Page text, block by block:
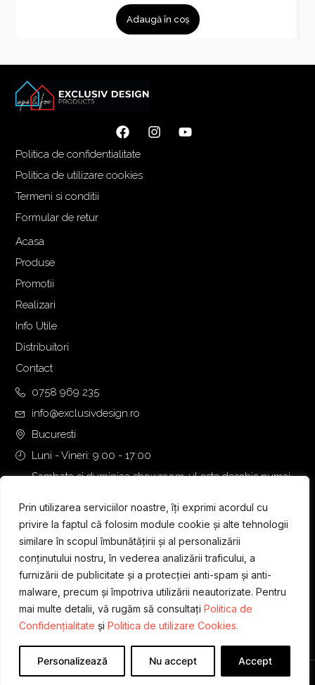
Prin utilizarea serviciilor noastre, îți exprimi acordul cu
privire la faptul că folosim module cookie și alte tehnologii
similare în scopul îmbunătățirii și al personalizării
conținutului nostru, în vederea analizării traficului, a
furnizării de publicitate și a protecției anti-spam și anti-
malware, precum și împotriva utilizării neautorizate. Pentru
mai multe detalii, vă rugăm să consultați Politica de
Confidențialitate și Politica de utilizare Cookies.
Personalizează Nu accept Accept
Adaugă în coș
Politica de confidentialitate
Politica de utilizare cookies
Termeni si conditii
Formular de retur
Acasa
Produse
Promotii
Realizari
Info Utile
Distribuitori
Contact
0758 969 235
info@exclusivdesign.ro
Bucuresti
Luni - Vineri: 9:00 - 17:00
Sambata si duminica showroom-ul este deschis numai
Designed & Developed byWEDEV IT